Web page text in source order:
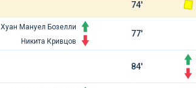
74'
Хуан Мануел Бозелли
Никита Кривцов
77'
84'